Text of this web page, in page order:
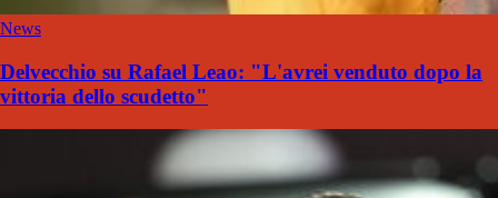
News
Delvecchio su Rafael Leao: "L'avrei venduto dopo la
vittoria dello scudetto"